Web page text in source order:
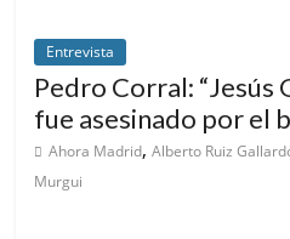
Entrevista
Pedro Corral: “Jesús
fue asesinado por el
Ahora Madrid,Alberto Ruiz
Murgui